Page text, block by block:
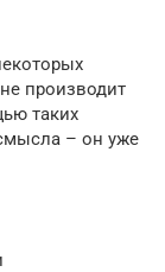
производит
таких
– он уже